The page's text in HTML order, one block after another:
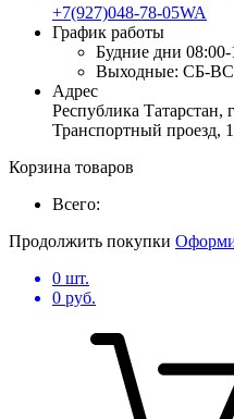
+7(927)048-78-05WA
График работы
Будние дни
Выходные: СБ-ВС
Адрес
Республика
Транспортный проезд,
Корзина товаров
Всего:
Продолжить покупки
0 шт.
0 руб.